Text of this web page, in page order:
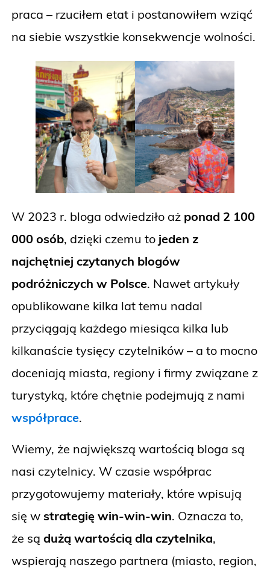
praca – rzuciłem etat i postanowiłem wziąć
na siebie wszystkie konsekwencje wolności.
W 2023 r. bloga odwiedziło aż ponad 2 100
000 osób, dzięki czemu to jeden z
najchętniej czytanych blogów
podróżniczych w Polsce. Nawet artykuły
opublikowane kilka lat temu nadal
przyciągają każdego miesiąca kilka lub
kilkanaście tysięcy czytelników – a to mocno
doceniają miasta, regiony i firmy związane z
turystyką, które chętnie podejmują z nami
współprace.
Wiemy, że największą wartością bloga są
nasi czytelnicy. W czasie współprac
przygotowujemy materiały, które wpisują
się w strategię win-win-win. Oznacza to,
że są dużą wartością dla czytelnika,
wspierają naszego partnera (miasto, region,